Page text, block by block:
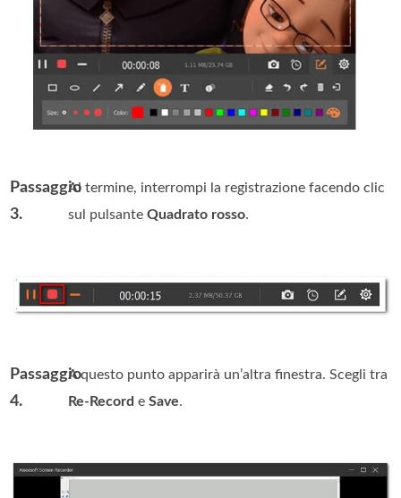
Passaggio
3.
Al termine, interrompi la registrazione facendo clic
sul pulsanteQuadrato rosso.
Passaggio
4.
A questo punto apparirà un’altra finestra. Scegli tra
Re-Record eSave.